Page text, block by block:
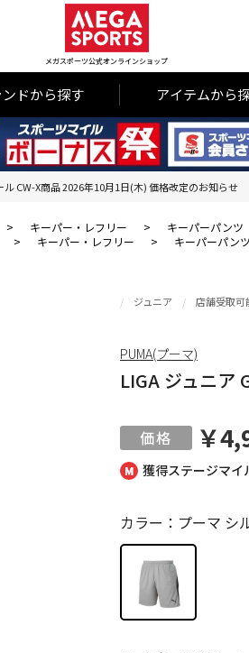
メガスポーツ公式オンラインショップ
ンドから探す アイテムから
ル CW-X商品 2026年10月1日(木) 価格改定のお知らせ
> キーパー・レフリー > キーパーパンツ
> キーパー・レフリー > キーパーパンツ
獲得ステージマイ
ジュニア 店舗受取可
LIGA ジュニア
￥
カラー：プーマ シ
PUMA(プーマ)